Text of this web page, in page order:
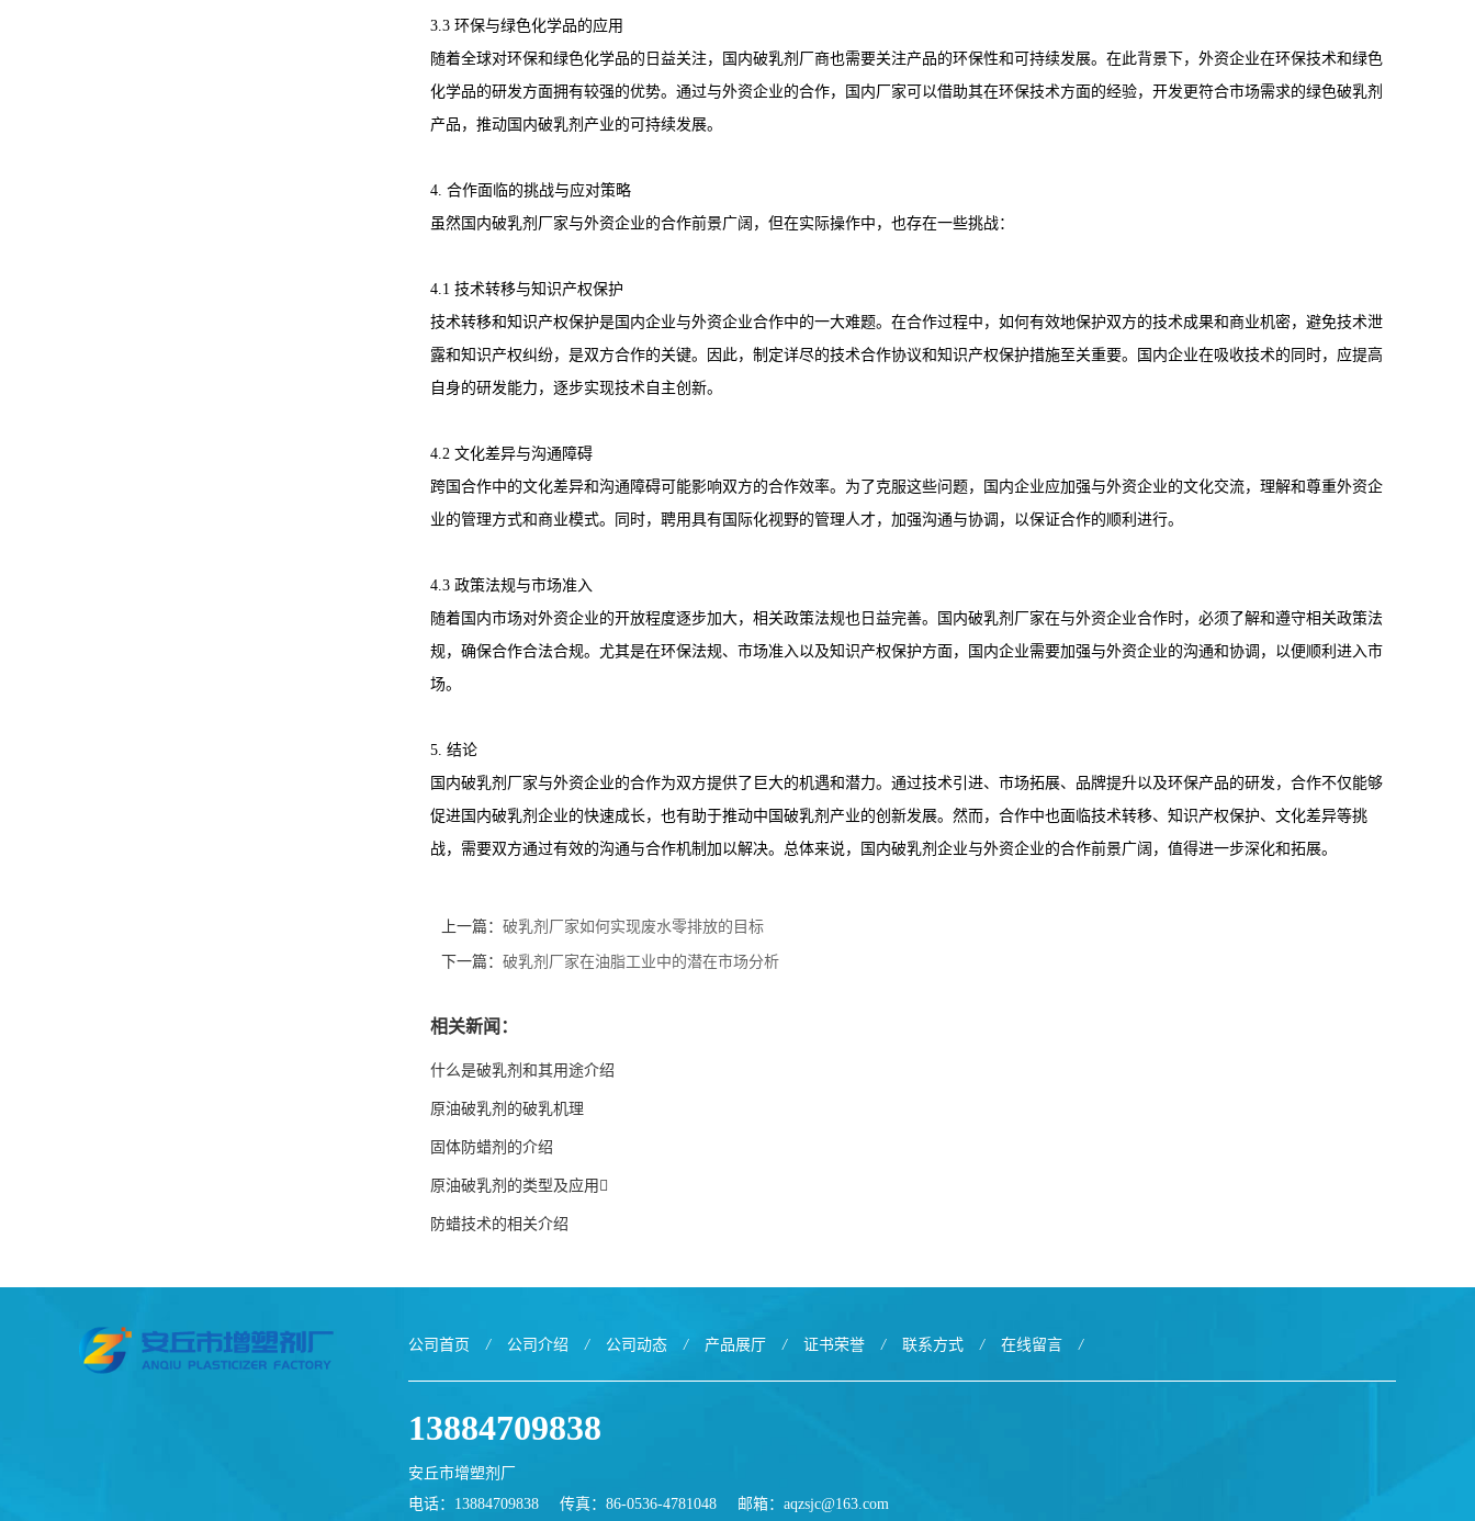
3.3 环保与绿色化学品的应用
随着全球对环保和绿色化学品的日益关注，国内破乳剂厂商也需要关注产品的环保性和可持续发展。在此背景下，外资企业在环保技术和绿色
化学品的研发方面拥有较强的优势。通过与外资企业的合作，国内厂家可以借助其在环保技术方面的经验，开发更符合市场需求的绿色破乳剂
产品，推动国内破乳剂产业的可持续发展。
4. 合作面临的挑战与应对策略
虽然国内破乳剂厂家与外资企业的合作前景广阔，但在实际操作中，也存在一些挑战：
4.1 技术转移与知识产权保护
技术转移和知识产权保护是国内企业与外资企业合作中的一大难题。在合作过程中，如何有效地保护双方的技术成果和商业机密，避免技术泄
露和知识产权纠纷，是双方合作的关键。因此，制定详尽的技术合作协议和知识产权保护措施至关重要。国内企业在吸收技术的同时，应提高
自身的研发能力，逐步实现技术自主创新。
4.2 文化差异与沟通障碍
跨国合作中的文化差异和沟通障碍可能影响双方的合作效率。为了克服这些问题，国内企业应加强与外资企业的文化交流，理解和尊重外资企
业的管理方式和商业模式。同时，聘用具有国际化视野的管理人才，加强沟通与协调，以保证合作的顺利进行。
4.3 政策法规与市场准入
随着国内市场对外资企业的开放程度逐步加大，相关政策法规也日益完善。国内破乳剂厂家在与外资企业合作时，必须了解和遵守相关政策法
规，确保合作合法合规。尤其是在环保法规、市场准入以及知识产权保护方面，国内企业需要加强与外资企业的沟通和协调，以便顺利进入市
场。
5. 结论
国内破乳剂厂家与外资企业的合作为双方提供了巨大的机遇和潜力。通过技术引进、市场拓展、品牌提升以及环保产品的研发，合作不仅能够
促进国内破乳剂企业的快速成长，也有助于推动中国破乳剂产业的创新发展。然而，合作中也面临技术转移、知识产权保护、文化差异等挑
战，需要双方通过有效的沟通与合作机制加以解决。总体来说，国内破乳剂企业与外资企业的合作前景广阔，值得进一步深化和拓展。
上一篇： 破乳剂厂家如何实现废水零排放的目标
下一篇： 破乳剂厂家在油脂工业中的潜在市场分析
相关新闻：
什么是破乳剂和其用途介绍
原油破乳剂的破乳机理
固体防蜡剂的介绍
原油破乳剂的类型及应用
防蜡技术的相关介绍
公司首页 / 公司介绍 / 公司动态 / 产品展厅 / 证书荣誉 / 联系方式 / 在线留言 /
13884709838
安丘市增塑剂厂
电话：13884709838
传真：86-0536-4781048 邮箱： aqzsjc@163.com